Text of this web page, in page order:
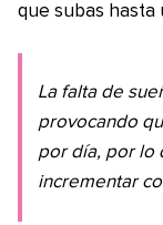
que subas hasta
La falta de
provocando
por día, por lo
incrementar